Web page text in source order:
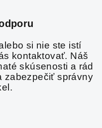
si nie ste istí
kontaktovať. Náš
skúsenosti a rád
zabezpečiť správny